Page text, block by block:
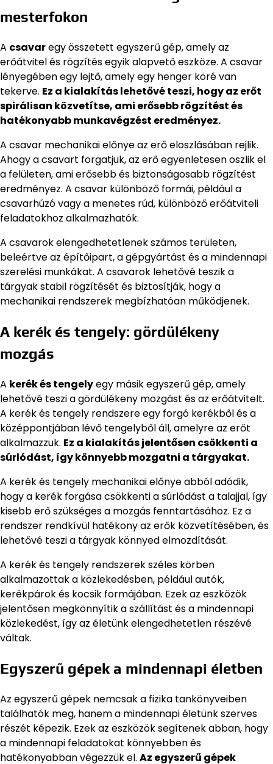
mesterfokon
A csavaregy összetett egyszerű gép, amely az
erőátvitel és rögzítés egyik alapvető eszköze. A csavar
lényegében egy lejtő, amely egy henger köré van
tekerve. Ez a kialakítás lehetővé teszi, hogy az erőt
spirálisan közvetítse, ami erősebb rögzítést és
hatékonyabb munkavégzést eredményez.
A csavar mechanikai előnye az erő eloszlásában rejlik.
Ahogy a csavart forgatjuk, az erő egyenletesen oszlik el
a felületen, ami erősebb és biztonságosabb rögzítést
eredményez. A csavar különböző formái, például a
csavarhúzó vagy a menetes rúd, különböző erőátviteli
feladatokhoz alkalmazhatók.
A csavarok elengedhetetlenek számos területen,
beleértve az építőipart, a gépgyártást és a mindennapi
szerelési munkákat. A csavarok lehetővé teszik a
tárgyak stabil rögzítését és biztosítják, hogy a
mechanikai rendszerek megbízhatóan működjenek.
A kerék és tengely: gördülékeny
mozgás
A kerék és tengelyegy másik egyszerű gép, amely
lehetővé teszi a gördülékeny mozgást és az erőátvitelt.
A kerék és tengely rendszere egy forgó kerékből és a
középpontjában lévő tengelyből áll, amelyre az erőt
alkalmazzuk. Ez a kialakítás jelentősen csökkenti a
súrlódást, így könnyebb mozgatni a tárgyakat.
A kerék és tengely mechanikai előnye abból adódik,
hogy a kerék forgása csökkenti a súrlódást a talajjal, így
kisebb erő szükséges a mozgás fenntartásához. Ez a
rendszer rendkívül hatékony az erők közvetítésében, és
lehetővé teszi a tárgyak könnyed elmozdítását.
A kerék és tengely rendszerek széles körben
alkalmazottak a közlekedésben, például autók,
kerékpárok és kocsik formájában. Ezek az eszközök
jelentősen megkönnyítik a szállítást és a mindennapi
közlekedést, így az életünk elengedhetetlen részévé
váltak.
Egyszerű gépek a mindennapi életben
Az egyszerű gépek nemcsak a fizika tankönyveiben
találhatók meg, hanem a mindennapi életünk szerves
részét képezik. Ezek az eszközök segítenek abban, hogy
a mindennapi feladatokat könnyebben és
hatékonyabban végezzük el. Az egyszerű gépek